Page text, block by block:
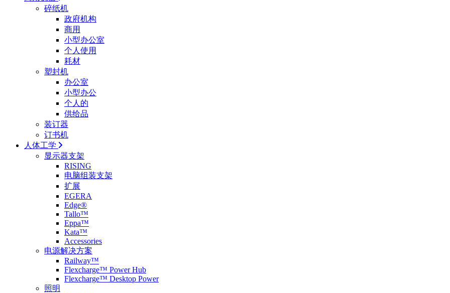
碎纸机
政府机构
商用
小型办公室
个人使用
耗材
塑封机
办公室
小型办公
个人的
供给品
装订器
订书机
人体工学
显示器支架
RISING
电脑组装支架
扩展
EGERA
Edge®
Tallo™
Eppa™
Kata™
Accessories
电源解决方案
Railway™
Flexcharge™ Power Hub
Flexcharge™ Desktop Power
照明